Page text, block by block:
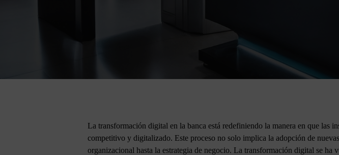
La transformación digital en la banca está redefiniendo la manera en que las
competitivo y digitalizado. Este proceso no solo implica la adopción de
organizacional hasta la estrategia de negocio. La transformación digital se